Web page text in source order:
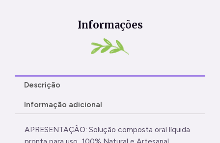
Informações
Descrição
Informação adicional
APRESENTAÇÃO: Solução composta oral líquida